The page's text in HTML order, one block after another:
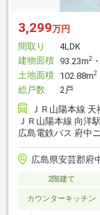
3,299万円
間取り
4LDK
建物面積 93.23m2
土地面積 102.88m2
総戸数
2戸
ＪＲ山陽本線
ＪＲ山陽本線 向洋
広島電鉄バス 府中
広島県安芸郡府
2階建て
カウンターキッチン